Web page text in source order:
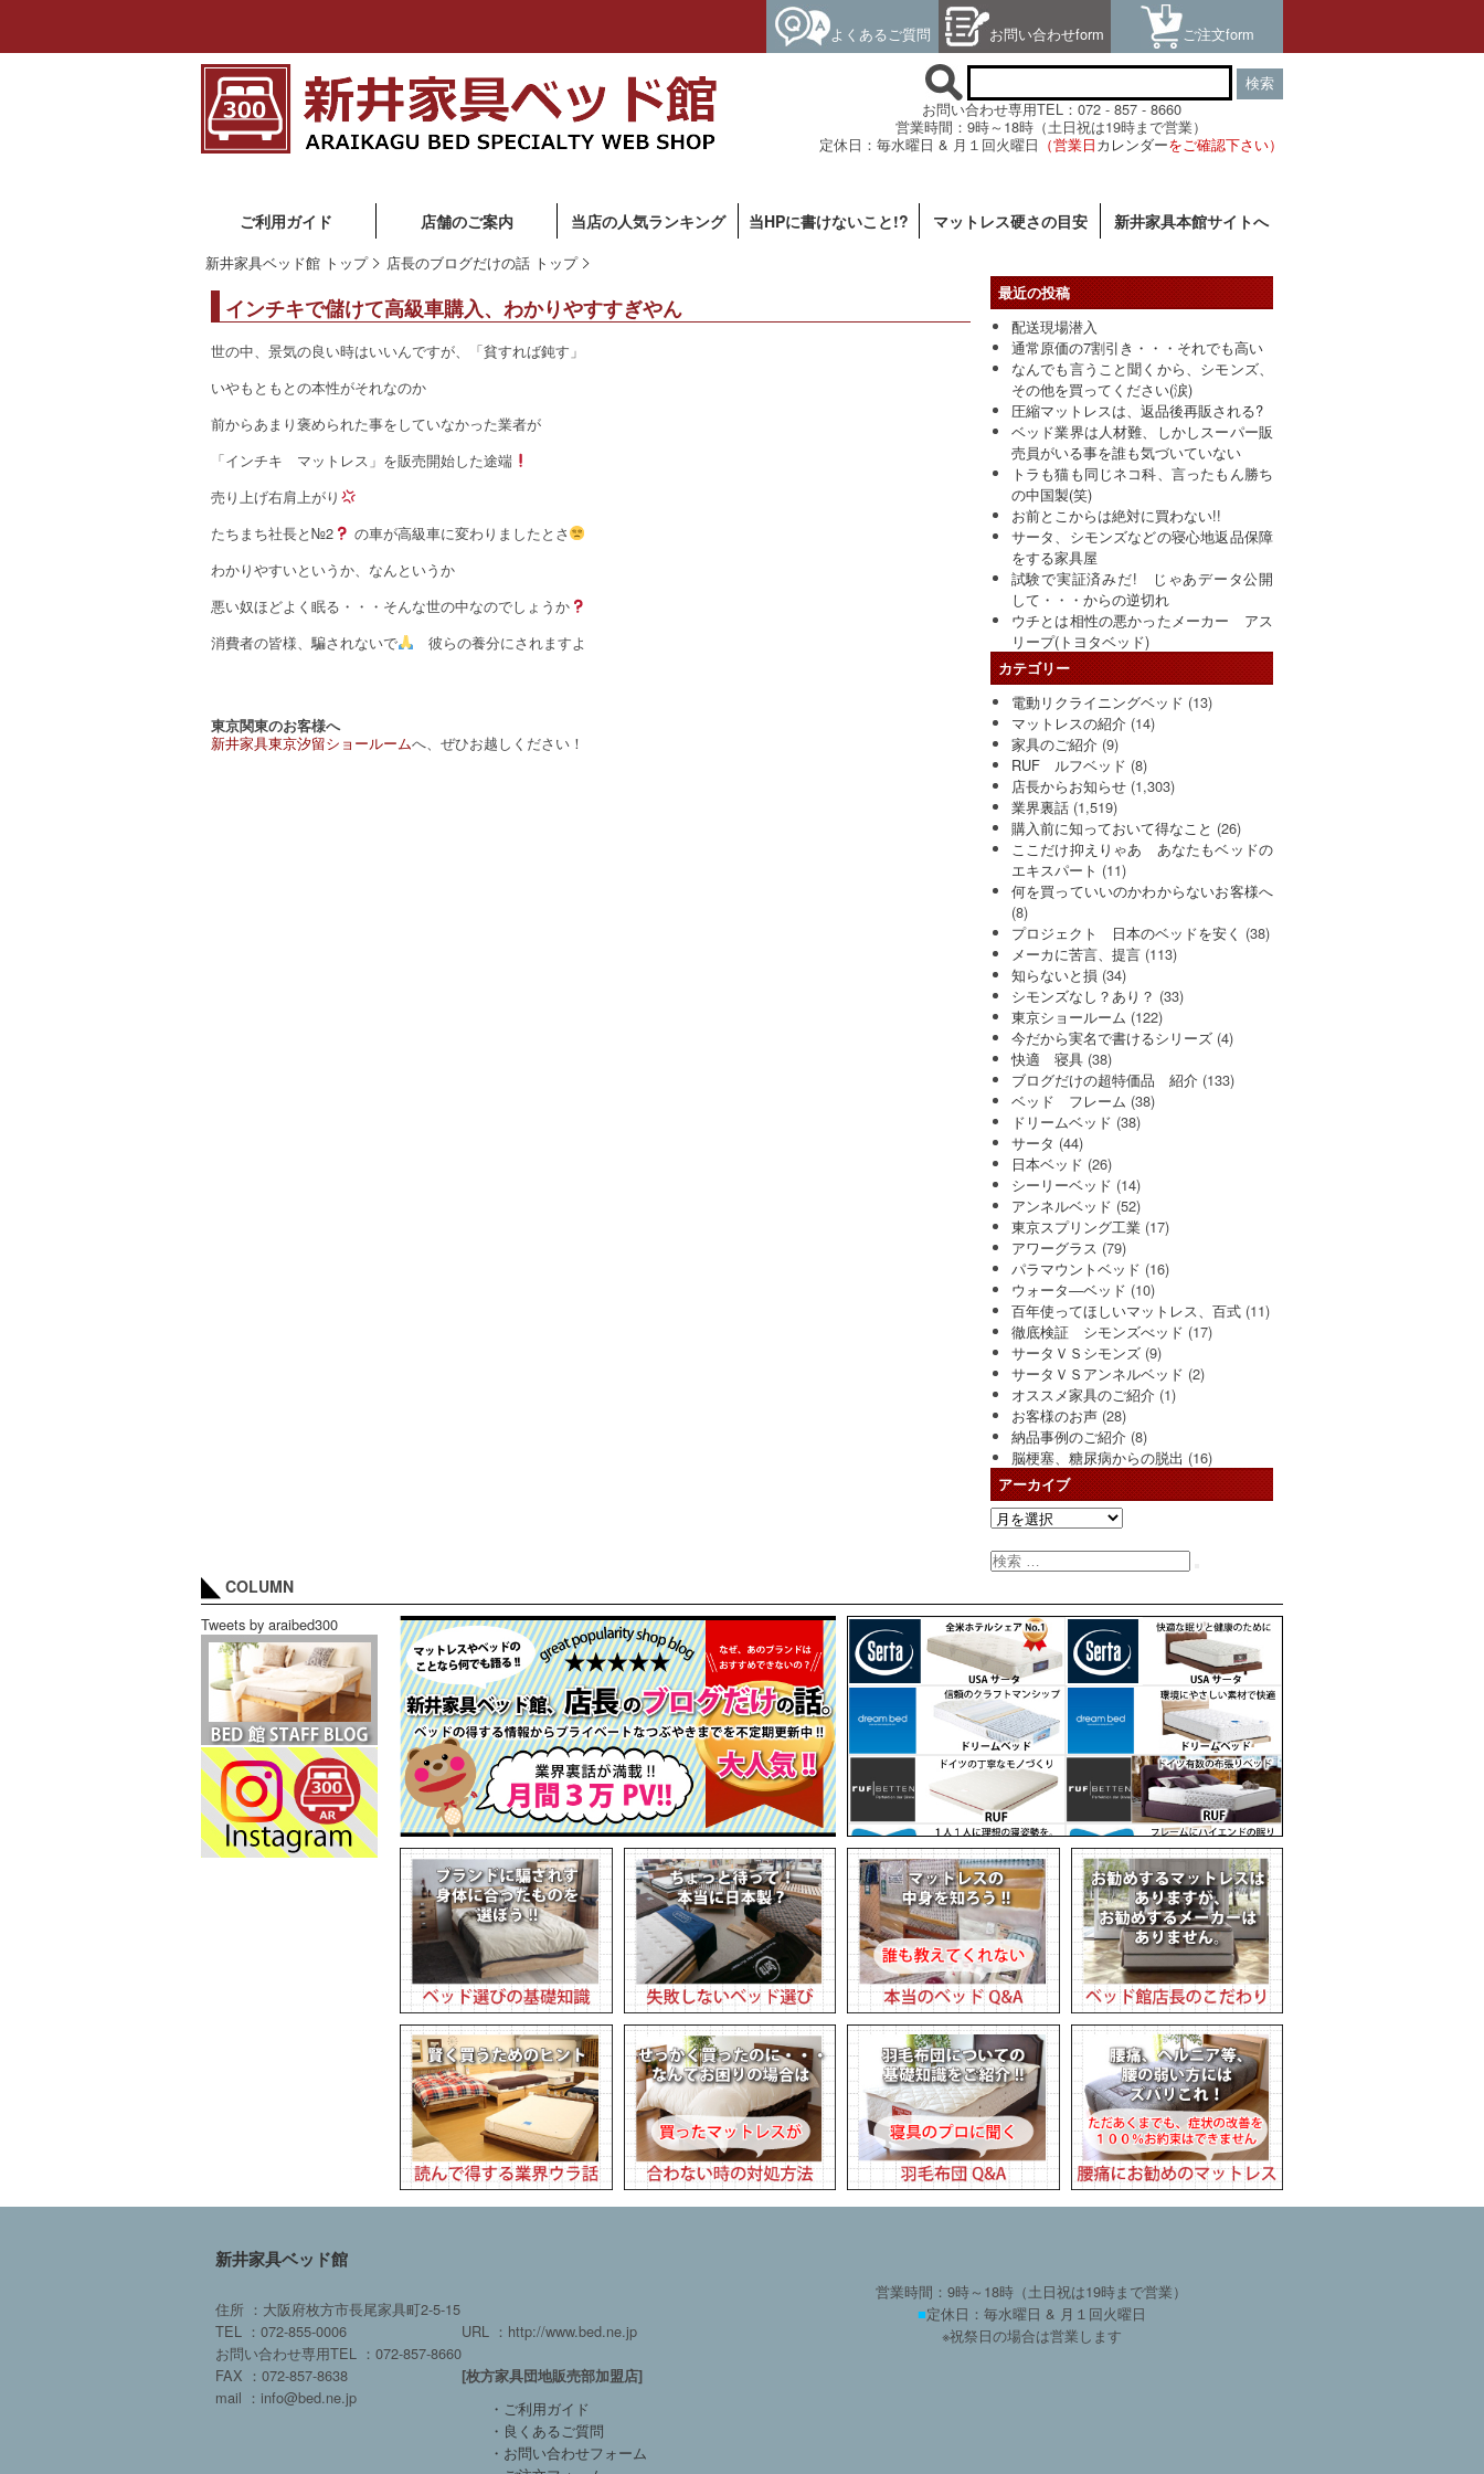
よくあるご質問 お問い合わせform ご注文form
検索
お問い合わせ専用TEL：072 - 857 - 8660
営業時間：9時～18時（土日祝は19時まで営業）
定休日：毎水曜日 & 月１回火曜日 （営業日カレンダーをご確認下さい）
ご利用ガイド 店舗のご案内 当店の人気ランキング 当HPに書けないこと!? マットレス硬さの目安 新井家具本館サイトへ
新井家具ベッド館 トップ 店長のブログだけの話 トップ
インチキで儲けて高級車購入、わかりやすすぎやん
世の中、景気の良い時はいいんですが、「貧すれば鈍す」
いやもともとの本性がそれなのか
前からあまり褒められた事をしていなかった業者が
「インチキ マットレス」を販売開始した途端
売り上げ右肩上がり
たちまち社長と№2
の車が高級車に変わりましたとさ
わかりやすいというか、なんというか
悪い奴ほどよく眠る・・・そんな世の中なのでしょうか
消費者の皆様、騙されないで
彼らの養分にされますよ
東京関東のお客様へ
新井家具東京汐留ショールームへ、ぜひお越しください！
最近の投稿
配送現場潜入
通常原価の7割引き・・・それでも高い
なんでも言うこと聞くから、シモンズ、
その他を買ってください(涙)
圧縮マットレスは、返品後再販される?
ベッド業界は人材難、しかしスーパー販
売員がいる事を誰も気づいていない
トラも猫も同じネコ科、言ったもん勝ち
の中国製(笑)
お前とこからは絶対に買わない!!
サータ、シモンズなどの寝心地返品保障
をする家具屋
試験で実証済みだ! じゃあデータ公開
して・・・からの逆切れ
ウチとは相性の悪かったメーカー アス
リープ(トヨタベッド)
カテゴリー
電動リクライニングベッド (13)
マットレスの紹介(14)
家具のご紹介(9)
RUF ルフベッド (8)
店長からお知らせ(1,303)
業界裏話(1,519)
購入前に知っておいて得なこと (26)
ここだけ抑えりゃあ あなたもベッドの
エキスパート (11)
何を買っていいのかわからないお客様へ
(8)
プロジェクト 日本のベッドを安く (38)
メーカに苦言、提言(113)
知らないと損 (34)
シモンズなし？あり？ (33)
東京ショールーム (122)
今だから実名で書けるシリーズ(4)
快適 寝具(38)
ブログだけの超特価品 紹介(133)
ベッド フレーム (38)
ドリームベッド (38)
サータ (44)
日本ベッド (26)
シーリーベッド (14)
アンネルベッド (52)
東京スプリング工業(17)
アワーグラス (79)
パラマウントベッド (16)
ウォータ―ベッド (10)
百年使ってほしいマットレス、百式(11)
徹底検証 シモンズべッド (17)
サータＶＳシモンズ(9)
サータＶＳアンネルベッド (2)
オススメ家具のご紹介(1)
お客様のお声(28)
納品事例のご紹介(8)
脳梗塞、糖尿病からの脱出 (16)
アーカイブ
COLUMN
Tweets by araibed300
新井家具ベッド館
住所 ：大阪府枚方市長尾家具町2-5-15
TEL ：072-855-0006
お問い合わせ専用TEL ：072-857-8660
FAX ：072-857-8638
mail ：info@bed.ne.jp
URL ：http://www.bed.ne.jp
[枚方家具団地販売部加盟店]
・ご利用ガイド
・良くあるご質問
・お問い合わせフォーム
営業時間：9時～18時（土日祝は19時まで営業）
■定休日：毎水曜日 & 月１回火曜日
※祝祭日の場合は営業します